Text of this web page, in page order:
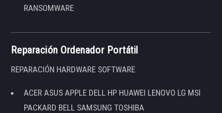
RANSOMWARE
Reparación Ordenador Portátil
REPARACIÓN HARDWARE SOFTWARE
ACER ASUS APPLE DELL HP HUAWEI LENOVO LG MSI
PACKARD BELL SAMSUNG TOSHIBA